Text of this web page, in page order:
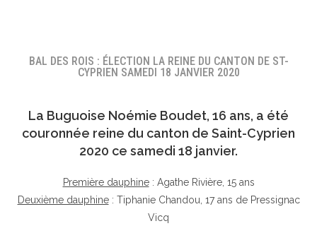
BAL DES ROIS : ÉLECTION LA REINE DU CANTON DE ST-
CYPRIEN SAMEDI 18 JANVIER 2020
La Buguoise Noémie Boudet, 16 ans, a été
couronnée reine du canton de Saint-Cyprien
2020 ce samedi 18 janvier.
Première dauphine: Agathe Rivière, 15 ans
Deuxième dauphine: Tiphanie Chandou, 17 ans de Pressignac
Vicq